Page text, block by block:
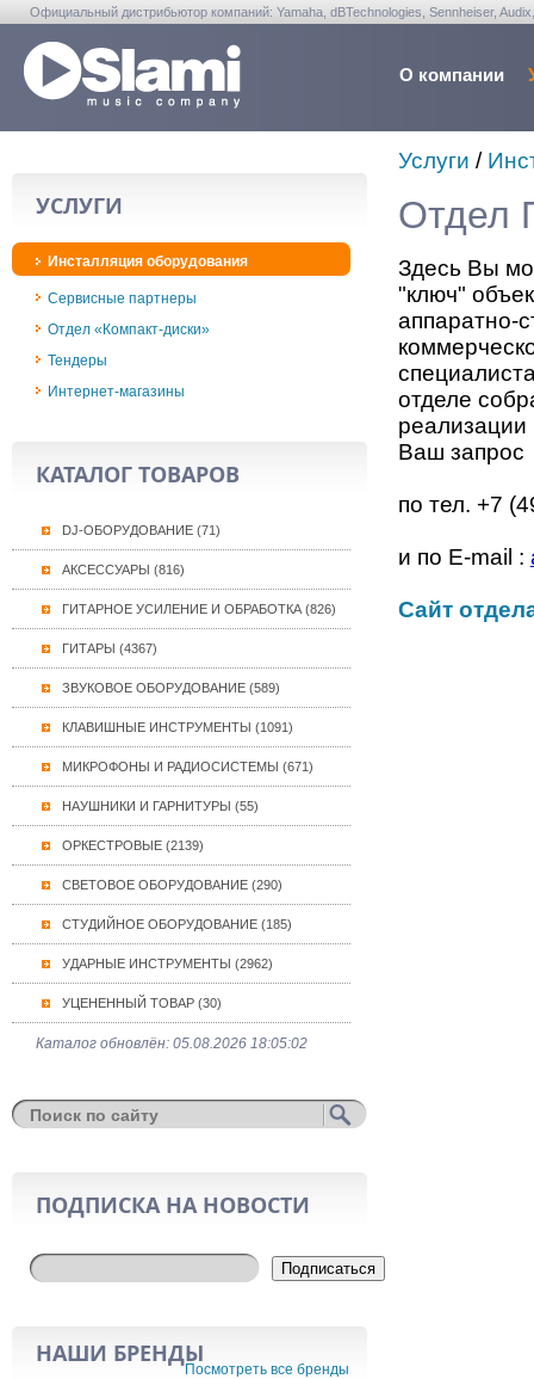
Официальный дистрибьютор компаний: Yamaha, dBTechnologies, Sennheiser,
О компании
УСЛУГИ
Инсталляция оборудования
Сервисные партнеры
Отдел «Компакт-диски»
Тендеры
Интернет-магазины
КАТАЛОГ ТОВАРОВ
DJ-ОБОРУДОВАНИЕ (71)
АКСЕССУАРЫ (816)
ГИТАРНОЕ УСИЛЕНИЕ И ОБРАБОТКА (826)
ГИТАРЫ (4367)
ЗВУКОВОЕ ОБОРУДОВАНИЕ (589)
КЛАВИШНЫЕ ИНСТРУМЕНТЫ (1091)
МИКРОФОНЫ И РАДИОСИСТЕМЫ (671)
НАУШНИКИ И ГАРНИТУРЫ (55)
ОРКЕСТРОВЫЕ (2139)
СВЕТОВОЕ ОБОРУДОВАНИЕ (290)
СТУДИЙНОЕ ОБОРУДОВАНИЕ (185)
УДАРНЫЕ ИНСТРУМЕНТЫ (2962)
УЦЕНЕННЫЙ ТОВАР (30)
Каталог обновлён: 05.08.2026 18:05:02
ПОДПИСКА НА НОВОСТИ
Подписаться
НАШИ БРЕНДЫ
Посмотреть все бренды
Услуги /
Отдел
Здесь Вы
"ключ"
аппаратно-
отделе
реализации
Ваш запрос
по тел. +7
и по E-mail :
Сайт